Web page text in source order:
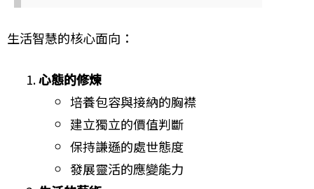
生活智慧的核心面向：
心態的修煉
培養包容與接納的胸襟
建立獨立的價值判斷
保持謙遜的處世態度
發展靈活的應變能力